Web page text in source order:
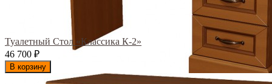
Туалетный Стол «Классика К-2»
46 700 ₽
В корзину